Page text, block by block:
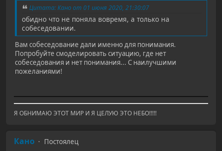
Цитата: Кано от 01 июня 2020, 21:30:07
обидно что не поняла вовремя, а только на
собеседовании.
Вам собеседование дали именно для понимания.
Попробуйте смоделировать ситуацию, где нет
собеседования и нет понимания... С наилучшими
пожеланиями!
Я ОБНИМАЮ ЭТОТ МИР И Я ЦЕЛУЮ ЭТО НЕБО!!!!!
Кано
Постоялец